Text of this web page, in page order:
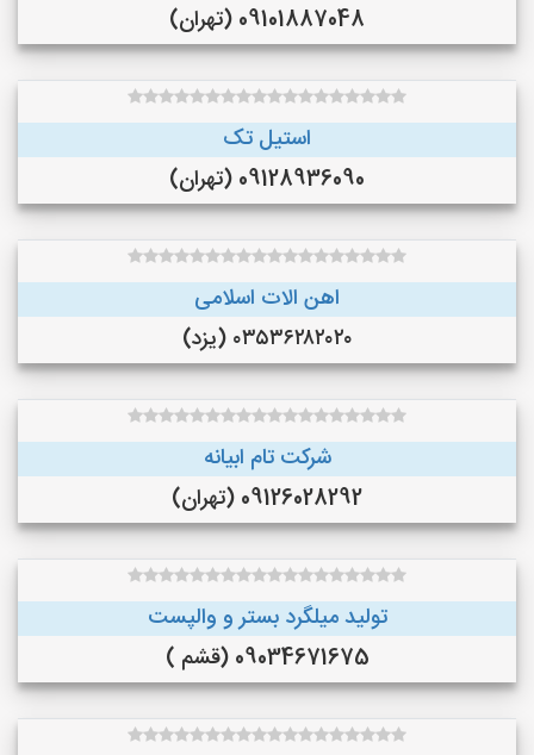
09101887048 (تهران)
استیل تک
09128936090 (تهران)
اهن الات اسلامی
۰۳۵۳۶۲۸۲۰۲۰ (یزد)
شرکت تام ابیانه
09126028292 (تهران)
تولید میلگرد بستر و والپست
09034671675 (قشم )